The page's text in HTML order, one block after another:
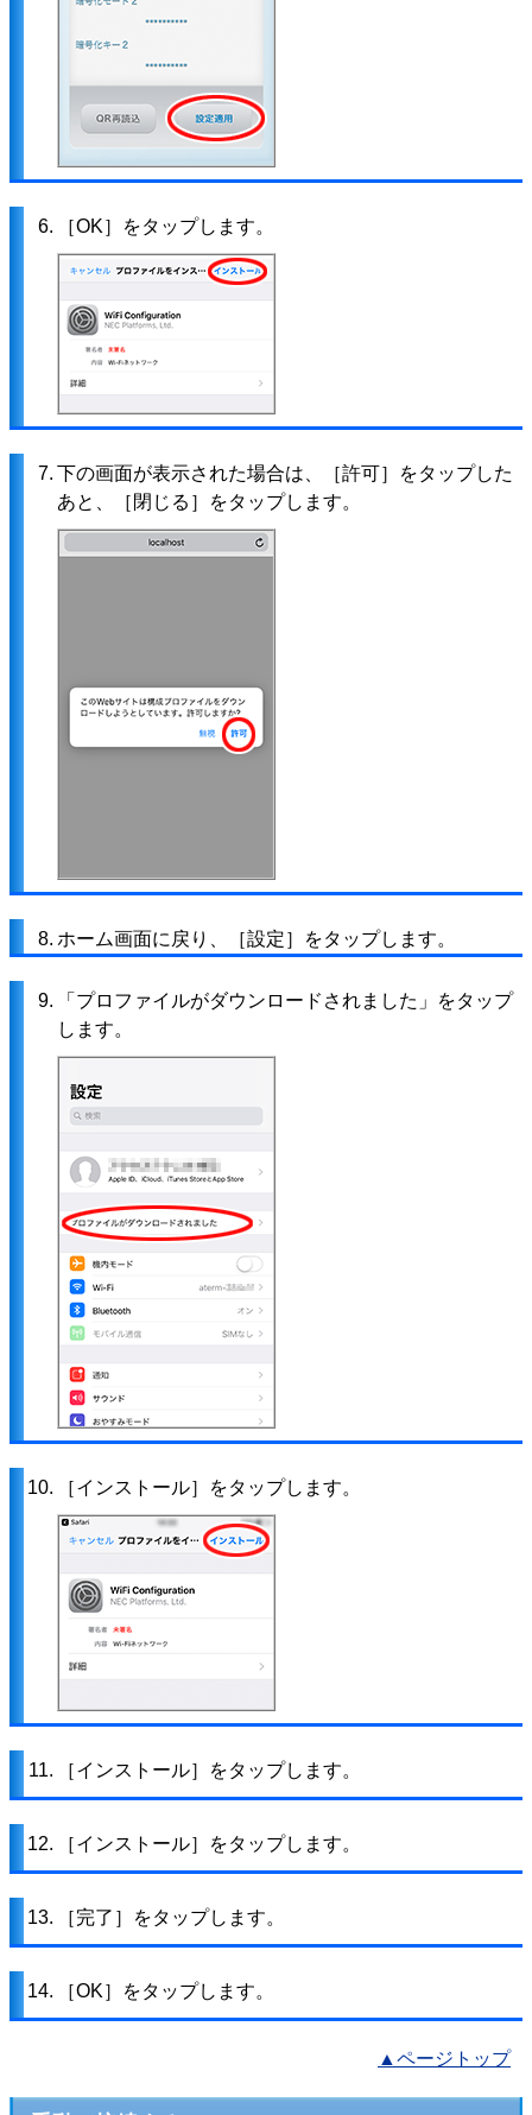
6. ［OK］をタップします。
7. 下の画面が表示された場合は、［許可］をタップした
あと、［閉じる］をタップします。
8. ホーム画面に戻り、［設定］をタップします。
9.
「プロファイルがダウンロードされました」をタップ
します。
10. ［インストール］をタップします。
11. ［インストール］をタップします。
12. ［インストール］をタップします。
13. ［完了］をタップします。
14. ［OK］をタップします。
▲ページトップ